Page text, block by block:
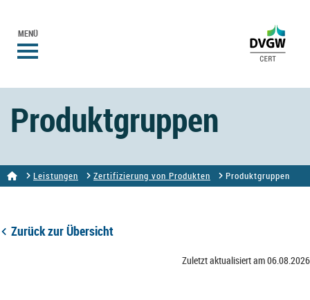
MENÜ
Produktgruppen
Leistungen Zertifizierung von Produkten Produktgruppen
Zurück zur Übersicht
Zuletzt aktualisiert am 06.08.2026